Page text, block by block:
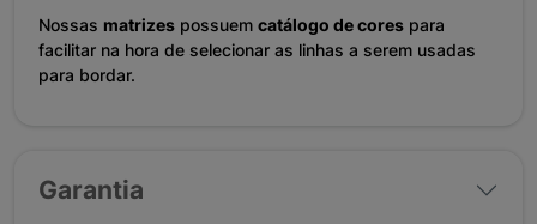
Nossas matrizes possuem catálogo de cores para
facilitar na hora de selecionar as linhas a serem usadas
para bordar.
Garantia